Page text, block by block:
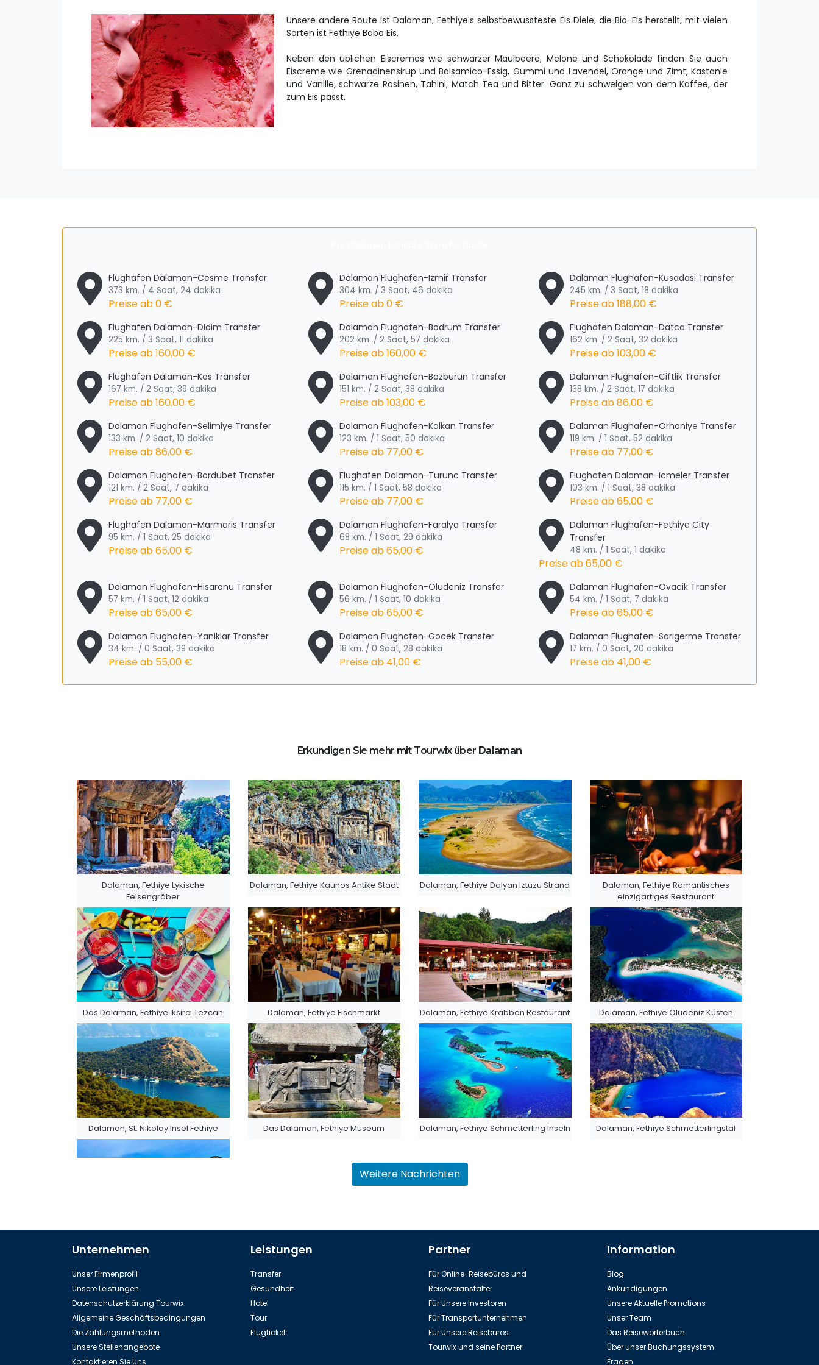
Unsere andere Route ist Dalaman, Fethiye's selbstbewussteste Eis Diele, die Bio-Eis herstellt, mit vielen
Sorten ist Fethiye Baba Eis.
Neben den üblichen Eiscremes wie schwarzer Maulbeere, Melone und Schokolade finden Sie auch
Eiscreme wie Grenadinensirup und Balsamico-Essig, Gummi und Lavendel, Orange und Zimt, Kastanie
und Vanille, schwarze Rosinen, Tahini, Match Tea und Bitter. Ganz zu schweigen von dem Kaffee, der
zum Eis passt.
Flughafen Dalaman-Cesme Transfer
373 km. / 4 Saat, 24 dakika
Preise ab0 €
Dalaman Flughafen-Izmir Transfer
304 km. / 3 Saat, 46 dakika
Preise ab0 €
Dalaman Flughafen-Kusadasi Transfer
245 km. / 3 Saat, 18 dakika
Preise ab188,00 €
Flughafen Dalaman-Didim Transfer
225 km. / 3 Saat, 11 dakika
Preise ab160,00 €
Dalaman Flughafen-Bodrum Transfer
202 km. / 2 Saat, 57 dakika
Preise ab160,00 €
Flughafen Dalaman-Datca Transfer
162 km. / 2 Saat, 32 dakika
Preise ab103,00 €
Flughafen Dalaman-Kas Transfer
167 km. / 2 Saat, 39 dakika
Preise ab160,00 €
Dalaman Flughafen-Bozburun Transfer
151 km. / 2 Saat, 38 dakika
Preise ab103,00 €
Dalaman Flughafen-Ciftlik Transfer
138 km. / 2 Saat, 17 dakika
Preise ab86,00 €
Dalaman Flughafen-Selimiye Transfer
133 km. / 2 Saat, 10 dakika
Preise ab86,00 €
Dalaman Flughafen-Kalkan Transfer
123 km. / 1 Saat, 50 dakika
Preise ab 77,00 €
Dalaman Flughafen-Orhaniye Transfer
119 km. / 1 Saat, 52 dakika
Preise ab 77,00 €
Dalaman Flughafen-Bordubet Transfer
121 km. / 2 Saat, 7 dakika
Preise ab 77,00 €
Flughafen Dalaman-Turunc Transfer
115 km. / 1 Saat, 58 dakika
Preise ab 77,00 €
Flughafen Dalaman-Icmeler Transfer
103 km. / 1 Saat, 38 dakika
Preise ab65,00 €
Flughafen Dalaman-Marmaris Transfer
95 km. / 1 Saat, 25 dakika
Preise ab65,00 €
Dalaman Flughafen-Faralya Transfer
68 km. / 1 Saat, 29 dakika
Preise ab65,00 €
Dalaman Flughafen-Fethiye City
Transfer
48 km. / 1 Saat, 1 dakika
Preise ab65,00 €
Dalaman Flughafen-Hisaronu Transfer
57 km. / 1 Saat, 12 dakika
Preise ab65,00 €
Dalaman Flughafen-Oludeniz Transfer
56 km. / 1 Saat, 10 dakika
Preise ab65,00 €
Dalaman Flughafen-Ovacik Transfer
54 km. / 1 Saat, 7 dakika
Preise ab65,00 €
Dalaman Flughafen-Yaniklar Transfer
34 km. / 0 Saat, 39 dakika
Preise ab 55,00 €
Dalaman Flughafen-Gocek Transfer
18 km. / 0 Saat, 28 dakika
Preise ab 41,00 €
Dalaman Flughafen-Sarigerme Transfer
17 km. / 0 Saat, 20 dakika
Preise ab 41,00 €
Erkundigen Sie mehr mit Tourwix über Dalaman
Dalaman, Fethiye Lykische
Felsengräber
Dalaman, Fethiye Kaunos Antike Stadt Dalaman, Fethiye Dalyan Iztuzu Strand
Dalaman, Fethiye Romantisches
einzigartiges Restaurant
Das Dalaman, Fethiye İksirci Tezcan Dalaman, Fethiye Fischmarkt Dalaman, Fethiye Krabben Restaurant Dalaman, Fethiye Ölüdeniz Küsten
Dalaman, St. Nikolay Insel Fethiye Das Dalaman, Fethiye Museum Dalaman, Fethiye Schmetterling Inseln Dalaman, Fethiye Schmetterlingstal
Die Dalaman, Fethiye Karaköy Stadt
Weitere Nachrichten
Unternehmen
Unser Firmenprofil
Unsere Leistungen
Datenschutzerklärung Tourwix
Allgemeine Geschäftsbedingungen
Die Zahlungsmethoden
Unsere Stellenangebote
Kontaktieren Sie Uns
Leistungen
Transfer
Gesundheit
Hotel
Tour
Flugticket
Partner
Für Online-Reisebüros und
Reiseveranstalter
Für Unsere Investoren
Für Transportunternehmen
Für Unsere Reisebüros
Tourwix und seine Partner
Information
Blog
Ankündigungen
Unsere Aktuelle Promotions
Unser Team
Das Reisewörterbuch
Über unser Buchungssystem
Fragen